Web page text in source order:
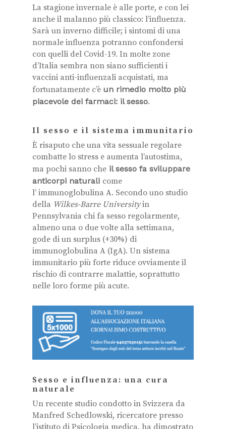
La stagione invernale è alle porte, e con lei
anche il malanno più classico: l’influenza.
Sarà un inverno difficile; i sintomi di una
normale influenza potranno confondersi
con quelli del Covid-19. In molte zone
d’Italia sembra non siano sufficienti i
vaccini anti-influenzali acquistati, ma
fortunatamente c’è un rimedio molto più
piacevole dei farmaci: il sesso.
Il sesso e il sistema immunitario
È risaputo che una vita sessuale regolare
combatte lo stress e aumenta l’autostima,
ma pochi sanno che il sesso fa sviluppare
anticorpi naturali come
l’ immunoglobulina A. Secondo uno studio
della Wilkes-Barre Universityin
Pennsylvania chi fa sesso regolarmente,
almeno una o due volte alla settimana,
gode di un surplus (+30%) di
immunoglobulina A (IgA). Un sistema
immunitario più forte riduce ovviamente il
rischio di contrarre malattie, soprattutto
nelle loro forme più acute.
Sesso e influenza: una cura
naturale
Un recente studio condotto in Svizzera da
Manfred Schedlowski, ricercatore presso
l’istituto di Psicologia medica, ha dimostrato